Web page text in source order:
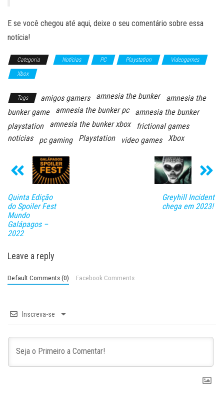
E se você chegou até aqui, deixe o seu comentário sobre essa
notícia!
Categoria Notícias PC Playstation
Videogames
Xbox
Tags amigos gamers amnesia the bunker
amnesia the
bunker game
amnesia the bunker pc
amnesia the bunker
playstation
amnesia the bunker xbox
frictional games
noticias
pc gaming Playstation video games Xbox
Quinta Edição
do Spoiler Fest
Mundo
Galápagos –
2022
Greyhill Incident
chega em 2023!
Leave a reply
Default Comments (0) Facebook Comments
Inscreva-se